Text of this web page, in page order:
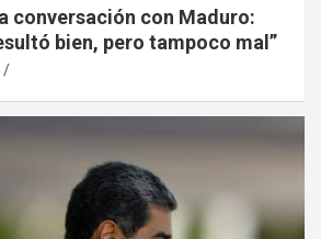
conversación con Maduro:
bien, pero tampoco mal”